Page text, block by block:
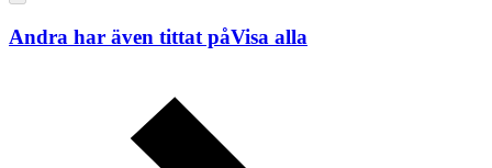
Andra har även tittat påVisa alla